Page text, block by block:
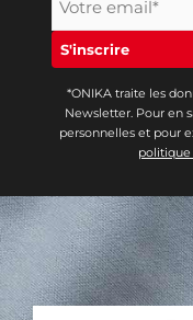
*ONIKA traite les
Newsletter. Pour en
personnelles et pour
politique